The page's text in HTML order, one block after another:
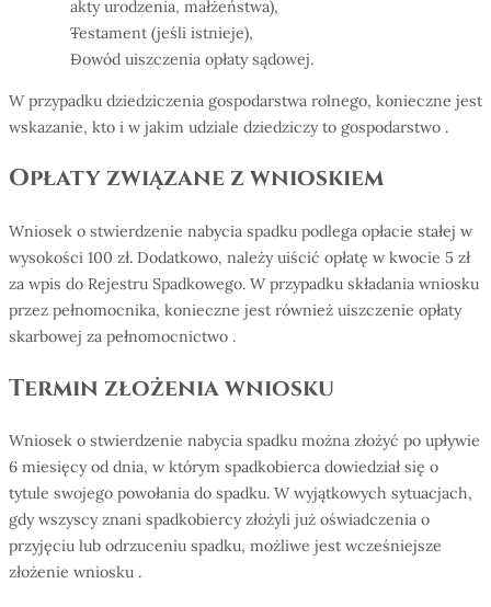
akty urodzenia, małżeństwa),
Testament (jeśli istnieje),
Dowód uiszczenia opłaty sądowej.
W przypadku dziedziczenia gospodarstwa rolnego, konieczne jest
wskazanie, kto i w jakim udziale dziedziczy to gospodarstwo .
Opłaty związane z wnioskiem
Wniosek o stwierdzenie nabycia spadku podlega opłacie stałej w
wysokości 100 zł. Dodatkowo, należy uiścić opłatę w kwocie 5 zł
za wpis do Rejestru Spadkowego. W przypadku składania wniosku
przez pełnomocnika, konieczne jest również uiszczenie opłaty
skarbowej za pełnomocnictwo .
Termin złożenia wniosku
Wniosek o stwierdzenie nabycia spadku można złożyć po upływie
6 miesięcy od dnia, w którym spadkobierca dowiedział się o
tytule swojego powołania do spadku. W wyjątkowych sytuacjach,
gdy wszyscy znani spadkobiercy złożyli już oświadczenia o
przyjęciu lub odrzuceniu spadku, możliwe jest wcześniejsze
złożenie wniosku .